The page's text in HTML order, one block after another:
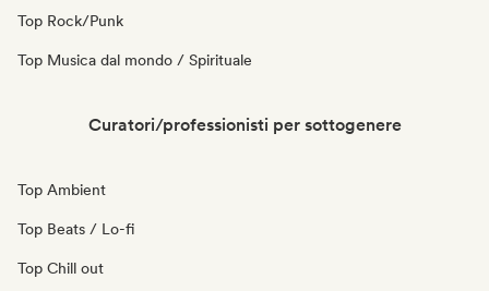
Top Rock/Punk
Top Musica dal mondo / Spirituale
Curatori/professionisti per sottogenere
Top Ambient
Top Beats / Lo-fi
Top Chill out